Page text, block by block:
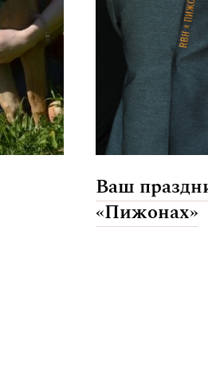
Ваш
«Пижонах»